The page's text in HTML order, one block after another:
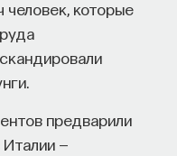
человек, которые
предварили
—